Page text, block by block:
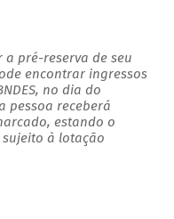
a pré-reserva de seu
encontrar ingressos
no dia do
pessoa receberá
estando o
à lotação